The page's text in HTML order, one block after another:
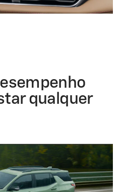
qualquer